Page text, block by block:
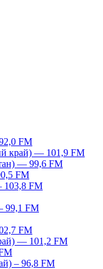
FM
край) — 101,9 FM
— 99,6 FM
FM
103,8 FM
99,1 FM
FM
— 101,2 FM
– 96,8 FM